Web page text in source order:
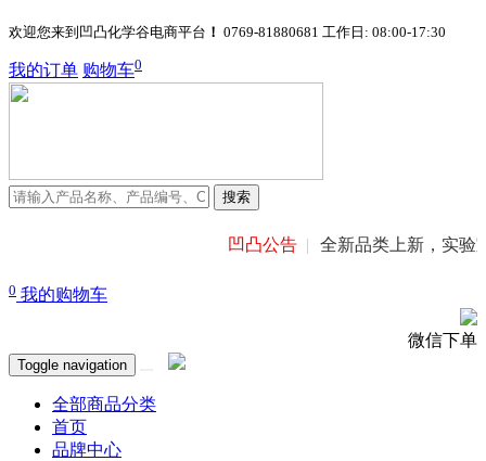
欢迎您来到凹凸化学谷电商平台 ！ 0769-81880681 工作日: 08:00-17:30
我的订单 购物车0
搜索
全新品类上新，实验室试剂、
0 我的购物车
微信下单
Toggle navigation
全部商品分类
首页
品牌中心